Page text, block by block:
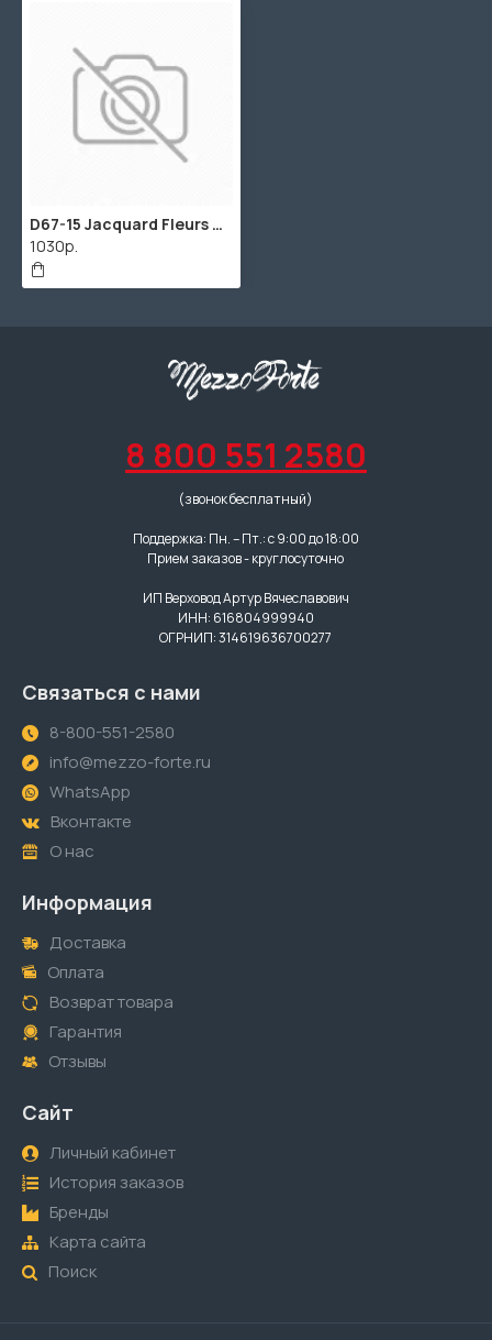
D67-15 Jacquard Fleurs De Skull Ремень для гитары, Dunlop
1030р.
8 800 551 2580
(звонок бесплатный)
Поддержка: Пн. – Пт.: с 9:00 до 18:00
Прием заказов - круглосуточно
ИП Верховод Артур Вячеславович
ИНН: 616804999940
ОГРНИП: 314619636700277
Связаться с нами
8-800-551-2580
info@mezzo-forte.ru
WhatsApp
Вконтакте
О нас
Информация
Доставка
Оплата
Возврат товара
Гарантия
Отзывы
Сайт
Личный кабинет
История заказов
Бренды
Карта сайта
Поиск